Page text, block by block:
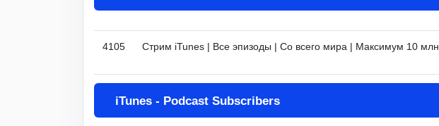
4105 Стрим iTunes | Все эпизоды | Со всего мира | Максимум 10 млн.
iTunes - Podcast Subscribers